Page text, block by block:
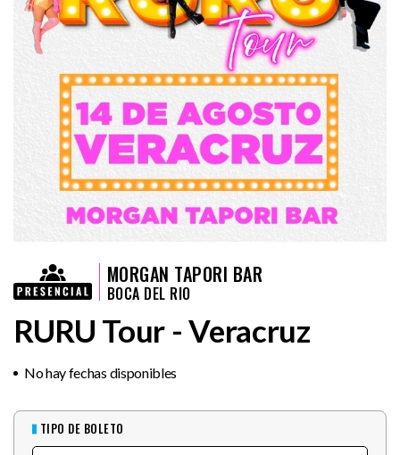
MORGAN TAPORI BAR
BOCA DEL RIO
RURU Tour - Veracruz
No hay fechas disponibles
TIPO DE BOLETO